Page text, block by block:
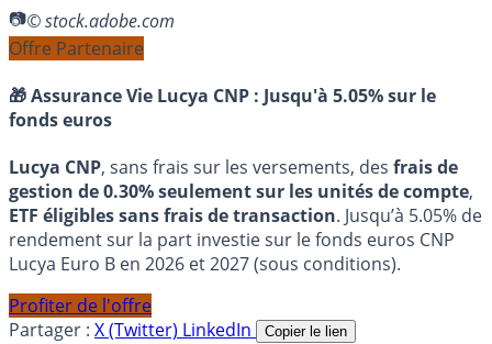
© stock.adobe.com
Offre Partenaire
🎁 Assurance Vie Lucya CNP : Jusqu'à 5.05% sur le
fonds euros
Lucya CNP, sans frais sur les versements, des frais de
gestion de 0.30% seulement sur les unités de compte,
ETF éligibles sans frais de transaction. Jusqu’à 5.05% de
rendement sur la part investie sur le fonds euros CNP
Lucya Euro B en 2026 et 2027 (sous conditions).
Profiter de l'offre
Partager : X (Twitter) LinkedIn Copier le lien